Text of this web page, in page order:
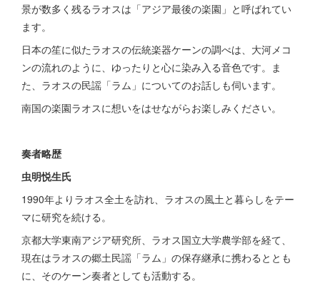
景が数多く残るラオスは「アジア最後の楽園」と呼ばれてい
ます。
日本の笙に似たラオスの伝統楽器ケーンの調べは、大河メコ
ンの流れのように、ゆったりと心に染み入る音色です。ま
た、ラオスの民謡「ラム」についてのお話しも伺います。
南国の楽園ラオスに想いをはせながらお楽しみください。
奏者略歴
虫明悦生氏
1990年よりラオス全土を訪れ、ラオスの風土と暮らしをテー
マに研究を続ける。
京都大学東南アジア研究所、ラオス国立大学農学部を経て、
現在はラオスの郷土民謡「ラム」の保存継承に携わるととも
に、そのケーン奏者としても活動する。